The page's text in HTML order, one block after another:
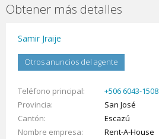
Obtener más detalles
Samir Jraije
Otros anuncios del agente
Teléfono principal
+506 6043-1508
Provincia
San José
Cantón
Escazú
Nombre empresa
Rent-A-House